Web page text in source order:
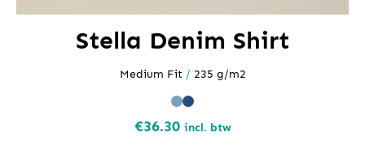
Stella Denim Shirt
Medium Fit / 235 g/m2
€36.30 incl. btw